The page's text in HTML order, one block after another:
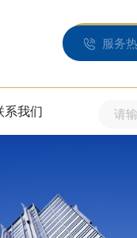
服务
系我们